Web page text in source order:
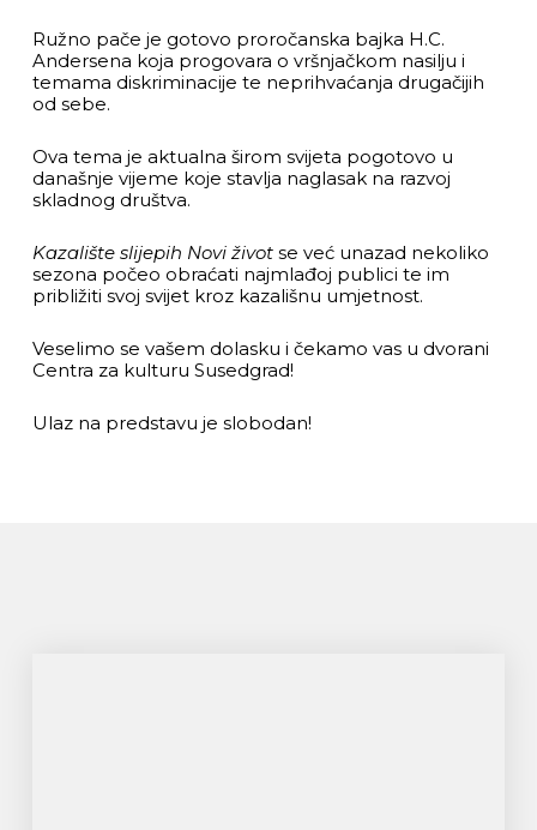
Ružno pače je gotovo proročanska bajka H.C.
Andersena koja progovara o vršnjačkom nasilju i
temama diskriminacije te neprihvaćanja drugačijih
od sebe.
Ova tema je aktualna širom svijeta pogotovo u
današnje vijeme koje stavlja naglasak na razvoj
skladnog društva.
Kazalište slijepih Novi život se već unazad nekoliko
sezona počeo obraćati najmlađoj publici te im
približiti svoj svijet kroz kazališnu umjetnost.
Veselimo se vašem dolasku i čekamo vas u dvorani
Centra za kulturu Susedgrad!
Ulaz na predstavu je slobodan!